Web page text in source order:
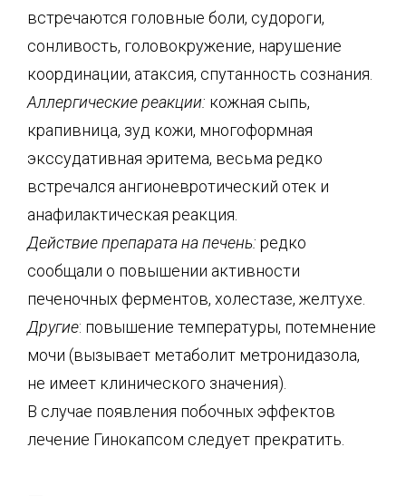
встречаются головные боли, судороги,
сонливость, головокружение, нарушение
координации, атаксия, спутанность сознания.
Аллергические реакции: кожная сыпь,
крапивница, зуд кожи, многоформная
экссудативная эритема, весьма редко
встречался ангионевротический отек и
анафилактическая реакция.
Действие препарата на печень: редко
сообщали о повышении активности
печеночных ферментов, холестазе, желтухе.
Другие: повышение температуры, потемнение
мочи (вызывает метаболит метронидазола,
не имеет клинического значения).
В случае появления побочных эффектов
лечение Гинокапсом следует прекратить.